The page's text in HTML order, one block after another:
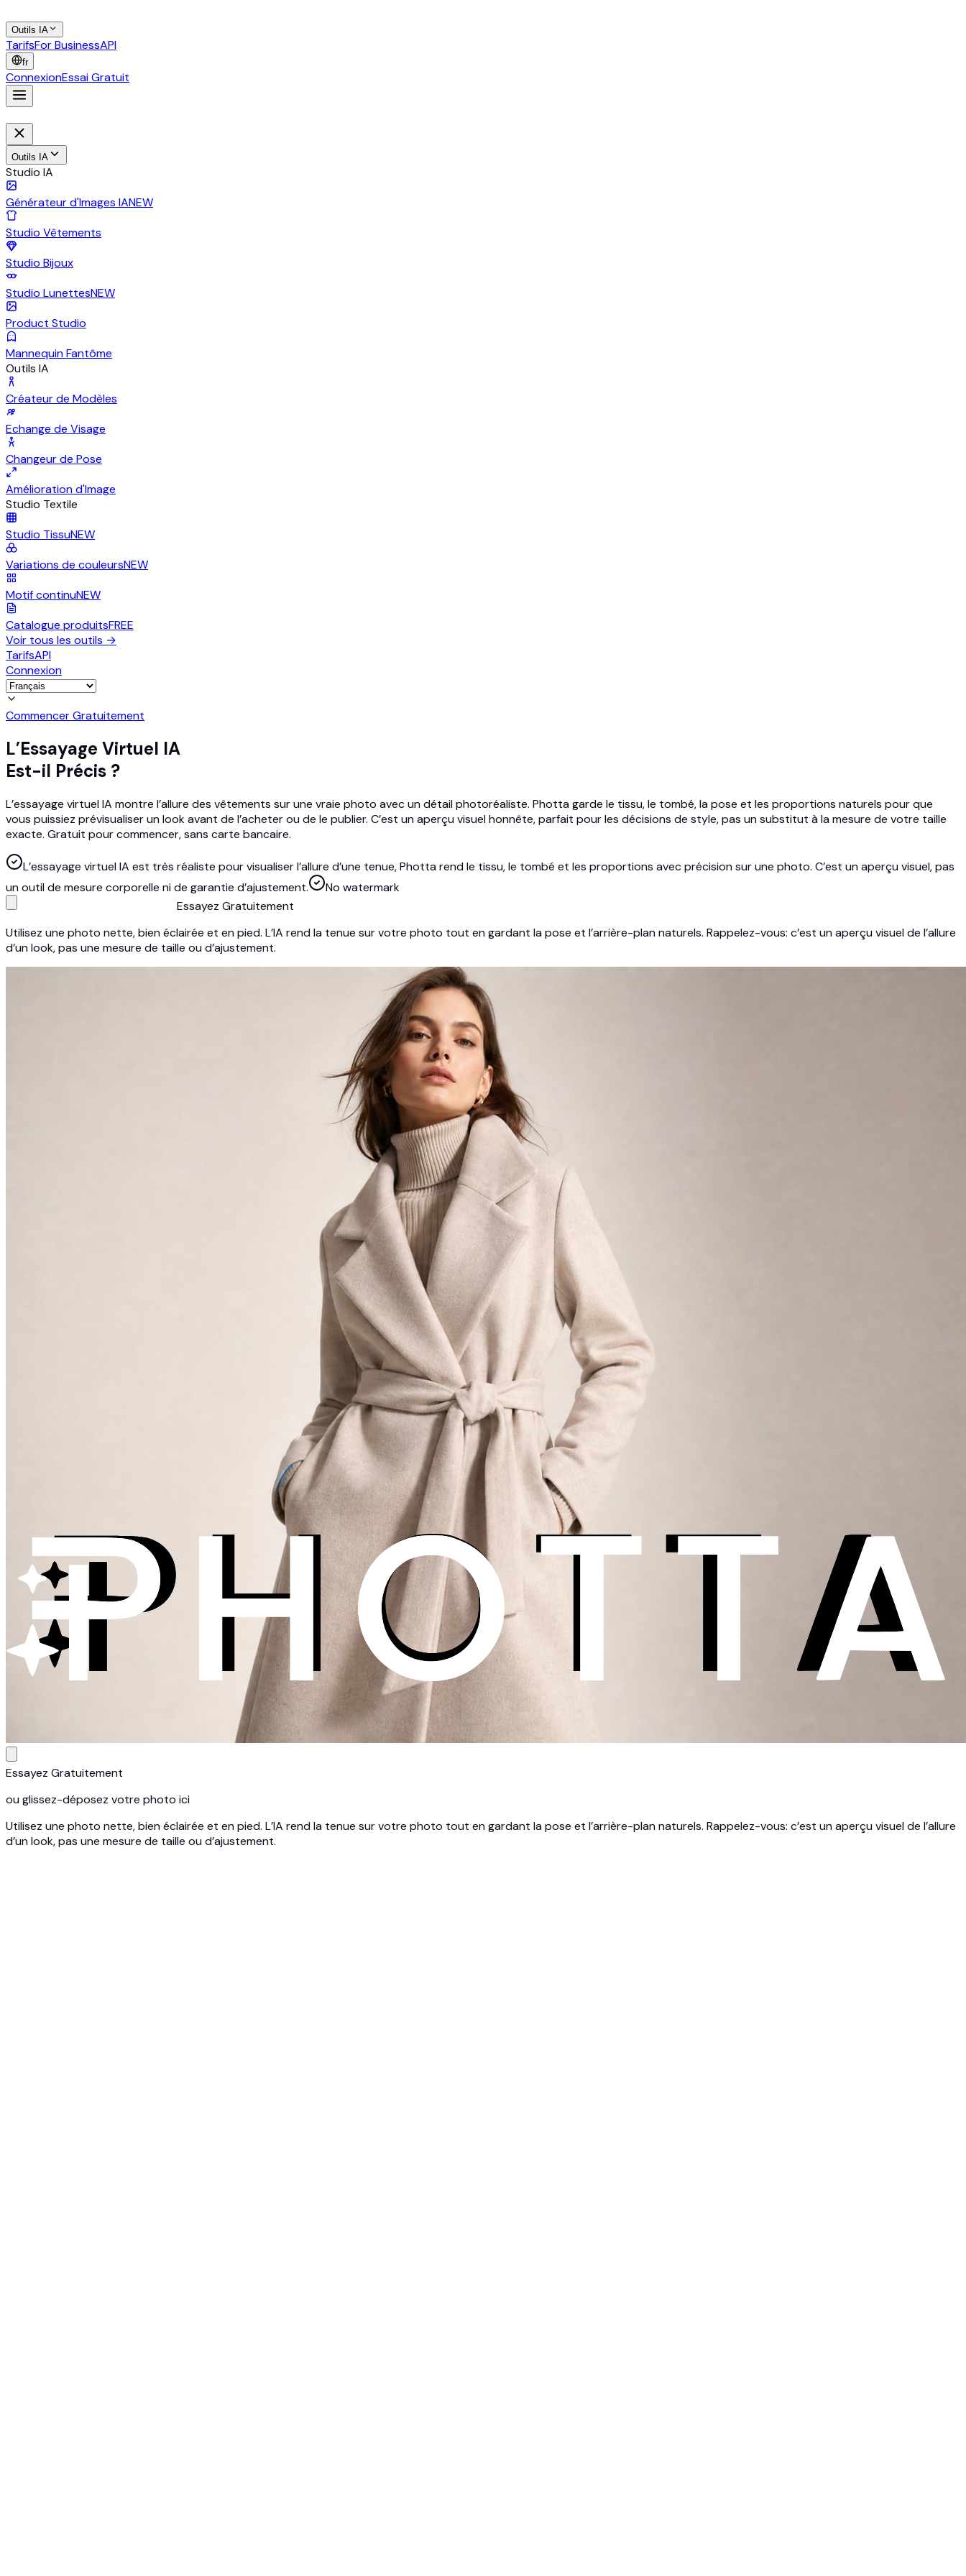
Outils IA
TarifsFor BusinessAPI
fr
ConnexionEssai Gratuit
Outils IA
Studio IA
Générateur d'Images IANEW
Studio Vêtements
Studio Bijoux
Studio LunettesNEW
Product Studio
Mannequin Fantôme
Outils IA
Créateur de Modèles
Echange de Visage
Changeur de Pose
Amélioration d'Image
Studio Textile
Studio TissuNEW
Variations de couleursNEW
Motif continuNEW
Catalogue produitsFREE
Voir tous les outils →
TarifsAPI
Connexion
Commencer Gratuitement
L’Essayage Virtuel IA
Est-il Précis ?
L’essayage virtuel IA montre l’allure des vêtements sur une vraie photo avec un détail photoréaliste. Photta garde le tissu, le tombé, la pose et les proportions naturels pour que
vous puissiez prévisualiser un look avant de l’acheter ou de le publier. C’est un aperçu visuel honnête, parfait pour les décisions de style, pas un substitut à la mesure de votre taille
exacte. Gratuit pour commencer, sans carte bancaire.
L’essayage virtuel IA est très réaliste pour visualiser l’allure d’une tenue, Photta rend le tissu, le tombé et les proportions avec précision sur une photo. C’est un aperçu visuel, pas
un outil de mesure corporelle ni de garantie d’ajustement.
No watermark
Essayez Gratuitement
Utilisez une photo nette, bien éclairée et en pied. L’IA rend la tenue sur votre photo tout en gardant la pose et l’arrière-plan naturels. Rappelez-vous: c’est un aperçu visuel de l’allure
d’un look, pas une mesure de taille ou d’ajustement.
Essayez Gratuitement
ou glissez-déposez votre photo ici
Utilisez une photo nette, bien éclairée et en pied. L’IA rend la tenue sur votre photo tout en gardant la pose et l’arrière-plan naturels. Rappelez-vous: c’est un aperçu visuel de l’allure
d’un look, pas une mesure de taille ou d’ajustement.